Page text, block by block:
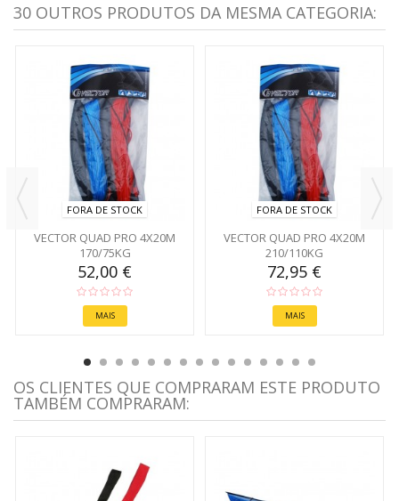
30 OUTROS PRODUTOS DA MESMA CATEGORIA:
FORA DE STOCK
VECTOR QUAD PRO 4X20M
170/75KG
52,00 €
MAIS
FORA DE STOCK
VECTOR QUAD PRO 4X20M
210/110KG
72,95 €
MAIS
OS CLIENTES QUE COMPRARAM ESTE PRODUTO
TAMBÉM COMPRARAM: